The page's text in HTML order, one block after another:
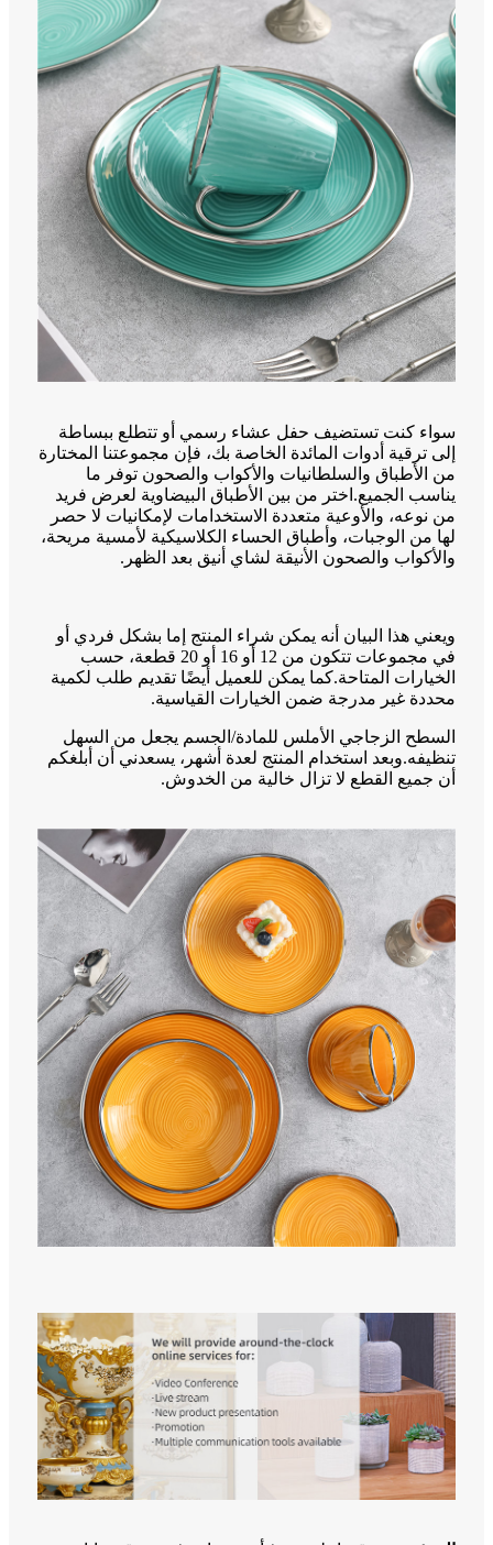
سواء كنت تستضيف حفل عشاء رسمي أو تتطلع ببساطة
إلى ترقية أدوات المائدة الخاصة بك، فإن مجموعتنا المختارة
من الأطباق والسلطانيات والأكواب والصحون توفر ما
يناسب الجميع.اختر من بين الأطباق البيضاوية لعرض فريد
من نوعه، والأوعية متعددة الاستخدامات لإمكانيات لا حصر
لها من الوجبات، وأطباق الحساء الكلاسيكية لأمسية مريحة،
والأكواب والصحون الأنيقة لشاي أنيق بعد الظهر.
ويعني هذا البيان أنه يمكن شراء المنتج إما بشكل فردي أو
في مجموعات تتكون من 12 أو 16 أو 20 قطعة، حسب
الخيارات المتاحة.كما يمكن للعميل أيضًا تقديم طلب لكمية
محددة غير مدرجة ضمن الخيارات القياسية.
السطح الزجاجي الأملس للمادة/الجسم يجعل من السهل
تنظيفه.وبعد استخدام المنتج لعدة أشهر، يسعدني أن أبلغكم
أن جميع القطع لا تزال خالية من الخدوش.